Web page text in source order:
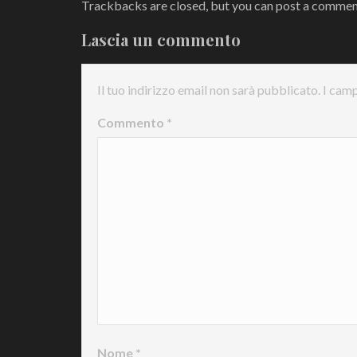
Trackbacks are closed, but you can post a
Lascia un commento
Il tuo indirizzo email non sarà pubblicato. I
Commento *
Nome *